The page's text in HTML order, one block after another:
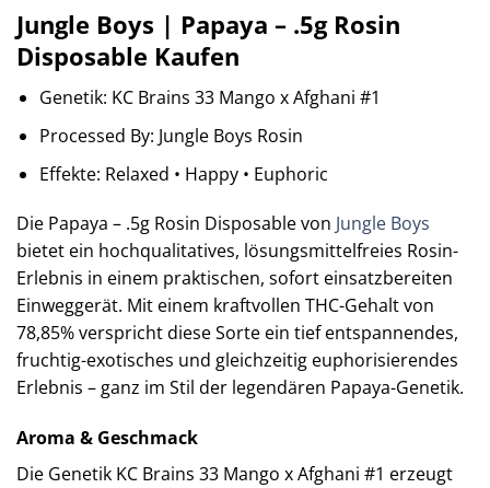
Jungle Boys | Papaya – .5g Rosin
Disposable Kaufen
Genetik: KC Brains 33 Mango x Afghani #1
Processed By: Jungle Boys Rosin
Effekte: Relaxed • Happy • Euphoric
Die Papaya – .5g Rosin Disposable von Jungle Boys
bietet ein hochqualitatives, lösungsmittelfreies Rosin-
Erlebnis in einem praktischen, sofort einsatzbereiten
Einweggerät. Mit einem kraftvollen THC-Gehalt von
78,85% verspricht diese Sorte ein tief entspannendes,
fruchtig-exotisches und gleichzeitig euphorisierendes
Erlebnis – ganz im Stil der legendären Papaya-Genetik.
Aroma & Geschmack
Die Genetik KC Brains 33 Mango x Afghani #1 erzeugt